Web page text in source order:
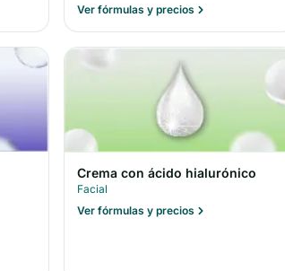
Ver fórmulas y precios
Crema con ácido hialurónico
Facial
Ver fórmulas y precios